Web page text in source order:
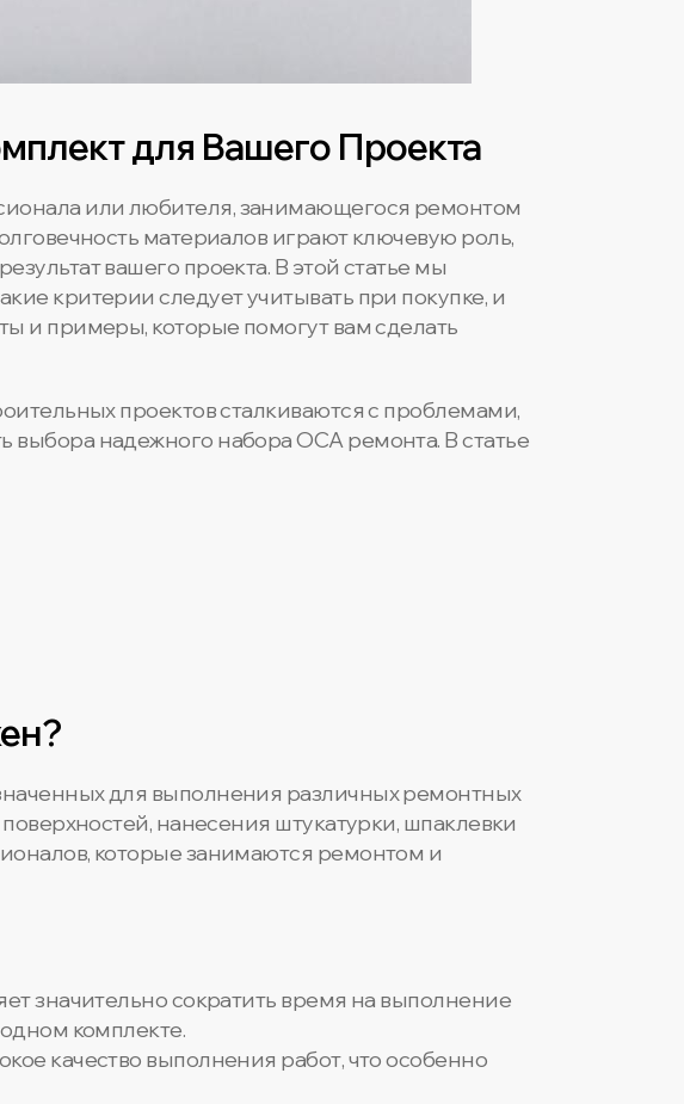
для Вашего Проекта
или любителя, занимающегося ремонтом
материалов играют ключевую роль,
вашего проекта. В этой статье мы
критерии следует учитывать при покупке, и
и примеры, которые помогут вам сделать
проектов сталкиваются с проблемами,
надежного набора OCA ремонта. В статье
для выполнения различных ремонтных
нанесения штукатурки, шпаклевки
которые занимаются ремонтом и
значительно сократить время на выполнение
комплекте.
качество выполнения работ, что особенно